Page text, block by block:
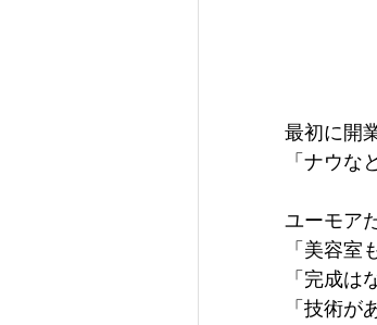
最初に開
「ナウな
ユーモア
「美容室
「完成は
「技術が